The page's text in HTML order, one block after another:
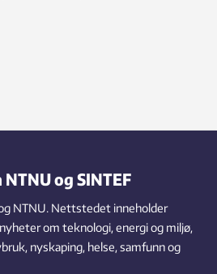
og SINTEF
NTNU. Nettstedet inneholder
om teknologi, energi og miljø,
nyskaping, helse, samfunn og